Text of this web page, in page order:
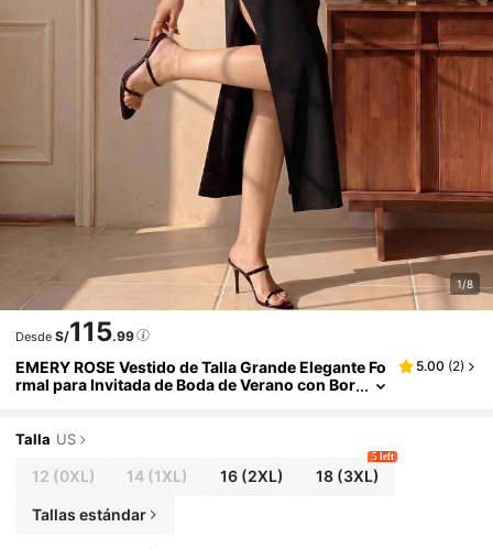
1/8
Desde S/115.99
EMERY ROSE Vestido de Talla Grande Elegante Fo
rmal para Invitada de Boda de Verano con Bor
5.00 (2)
Talla US
12 (0XL) 14 (1XL) 16(2XL) 18(3XL)
5 left
Tallas estándar